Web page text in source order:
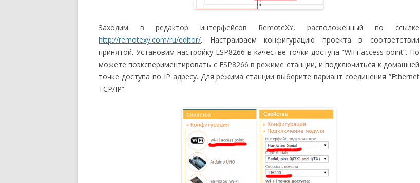
Заходим в редактор интерфейсов RemoteXY, расположенный по ссылке
http://remotexy.com/ru/editor/. Настраиваем конфигурацию проекта в соответствии
принятой. Установим настройку ESP8266 в качестве точки доступа ”WiFi access point”. Но
можете поэкспериментировать с ESP8266 в режиме станции, и подключиться к домашней
точке доступа по IP адресу. Для режима станции выберите вариант соединения ”Ethernet
TCP/IP”.